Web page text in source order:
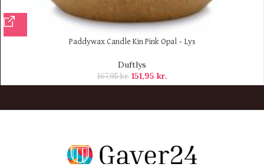
Paddywax Candle Kin Pink Opal – Lys
Duftlys
167,95kr. 151,95 kr.